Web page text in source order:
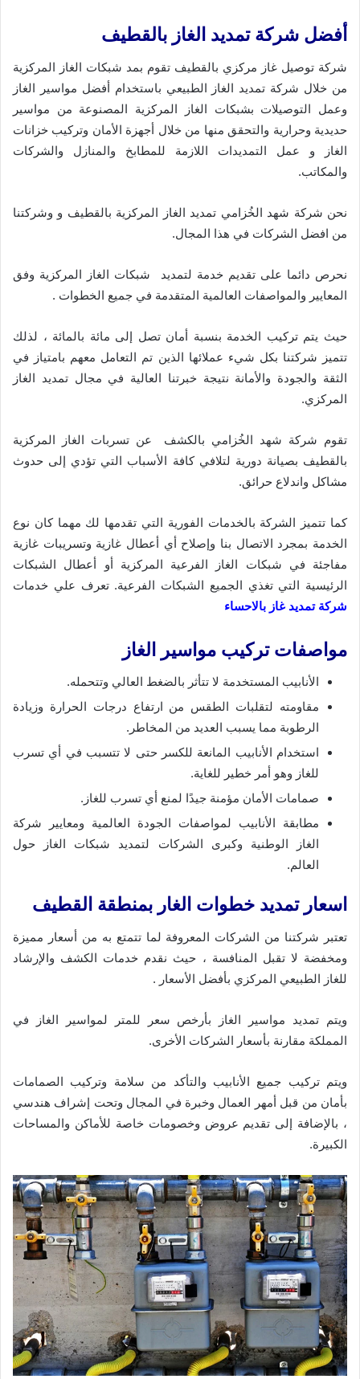
أفضل شركة تمديد الغاز بالقطيف
شركة توصيل غاز مركزي بالقطيف تقوم بمد شبكات الغاز المركزية
من خلال شركة تمديد الغاز الطبيعي باستخدام أفضل مواسير الغاز
وعمل التوصيلات بشبكات الغاز المركزية المصنوعة من مواسير
حديدية وحرارية والتحقق منها من خلال أجهزة الأمان وتركيب خزانات
الغاز و عمل التمديدات اللازمة للمطابخ والمنازل والشركات
والمكاتب.
نحن شركة شهد الخُزامي تمديد الغاز المركزية بالقطيف و وشركتنا
من افضل الشركات في هذا المجال.
نحرص دائما على تقديم خدمة لتمديد شبكات الغاز المركزية وفق
المعايير والمواصفات العالمية المتقدمة في جميع الخطوات .
حيث يتم تركيب الخدمة بنسبة أمان تصل إلى مائة بالمائة ، لذلك
تتميز شركتنا بكل شيء عملائها الذين تم التعامل معهم بامتياز في
الثقة والجودة والأمانة نتيجة خبرتنا العالية في مجال تمديد الغاز
المركزي.
تقوم شركة شهد الخُزامي بالكشف عن تسربات الغاز المركزية
بالقطيف بصيانة دورية لتلافي كافة الأسباب التي تؤدي إلى حدوث
مشاكل واندلاع حرائق.
كما تتميز الشركة بالخدمات الفورية التي تقدمها لك مهما كان نوع
الخدمة بمجرد الاتصال بنا وإصلاح أي أعطال غازية وتسريبات غازية
مفاجئة في شبكات الغاز الفرعية المركزية أو أعطال الشبكات
الرئيسية التي تغذي الجميع الشبكات الفرعية. تعرف علي خدمات
شركة تمديد غاز بالاحساء
مواصفات تركيب مواسير الغاز
الأنابيب المستخدمة لا تتأثر بالضغط العالي وتتحمله.
مقاومته لتقلبات الطقس من ارتفاع درجات الحرارة وزيادة
الرطوبة مما يسبب العديد من المخاطر.
استخدام الأنابيب المانعة للكسر حتى لا تتسبب في أي تسرب
للغاز وهو أمر خطير للغاية.
صمامات الأمان مؤمنة جيدًا لمنع أي تسرب للغاز.
مطابقة الأنابيب لمواصفات الجودة العالمية ومعايير شركة
الغاز الوطنية وكبرى الشركات لتمديد شبكات الغاز حول
العالم.
اسعار تمديد خطوات الغار بمنطقة القطيف
تعتبر شركتنا من الشركات المعروفة لما تتمتع به من أسعار مميزة
ومخفضة لا تقبل المنافسة ، حيث نقدم خدمات الكشف والإرشاد
للغاز الطبيعي المركزي بأفضل الأسعار .
ويتم تمديد مواسير الغاز بأرخص سعر للمتر لمواسير الغاز في
المملكة مقارنة بأسعار الشركات الأخرى.
ويتم تركيب جميع الأنابيب والتأكد من سلامة وتركيب الصمامات
بأمان من قبل أمهر العمال وخبرة في المجال وتحت إشراف هندسي
، بالإضافة إلى تقديم عروض وخصومات خاصة للأماكن والمساحات
الكبيرة.